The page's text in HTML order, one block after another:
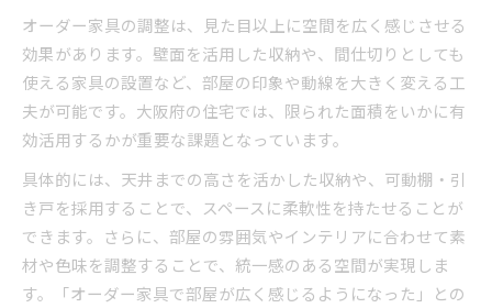
オーダー家具の調整は、見た目以上に空間を広く感じさせる
効果があります。壁面を活用した収納や、間仕切りとしても
使える家具の設置など、部屋の印象や動線を大きく変える工
夫が可能です。大阪府の住宅では、限られた面積をいかに有
効活用するかが重要な課題となっています。
具体的には、天井までの高さを活かした収納や、可動棚・引
き戸を採用することで、スペースに柔軟性を持たせることが
できます。さらに、部屋の雰囲気やインテリアに合わせて素
材や色味を調整することで、統一感のある空間が実現しま
す。「オーダー家具で部屋が広く感じるようになった」との